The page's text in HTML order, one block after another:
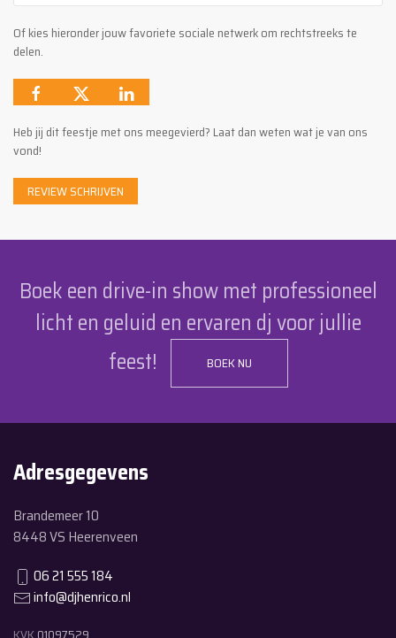
Of kies hieronder jouw favoriete sociale netwerk om rechtstreeks te
delen.
Heb jij dit feestje met ons meegevierd? Laat dan weten wat je van ons
vond!
REVIEW SCHRIJVEN
Boek een drive-in show met professioneel
licht en geluid en ervaren dj voor jullie
feest!
BOEK NU
Adresgegevens
Brandemeer 10
8448 VS Heerenveen
06 21 555 184
info@djhenrico.nl